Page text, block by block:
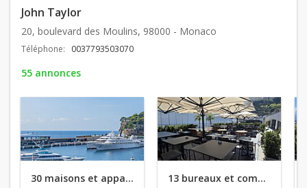
John Taylor
20, boulevard des Moulins, 98000 - Monaco
Téléphone: 0037793503070
55 annonces
30 maisons et appartements en vente 13 bureaux et commerces en vente